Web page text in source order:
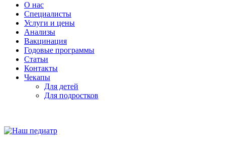
О нас
Специалисты
Услуги и цены
Анализы
Вакцинация
Годовые программы
Статьи
Контакты
Чекапы
Для детей
Для подростков